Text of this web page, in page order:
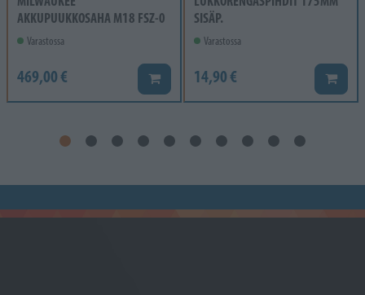
AKKUPUUKKOSAHA M18 FSZ-0
Varastossa
469,00 € Lisää koriin
SISÄP.
Varastossa
14,90 € Lisää